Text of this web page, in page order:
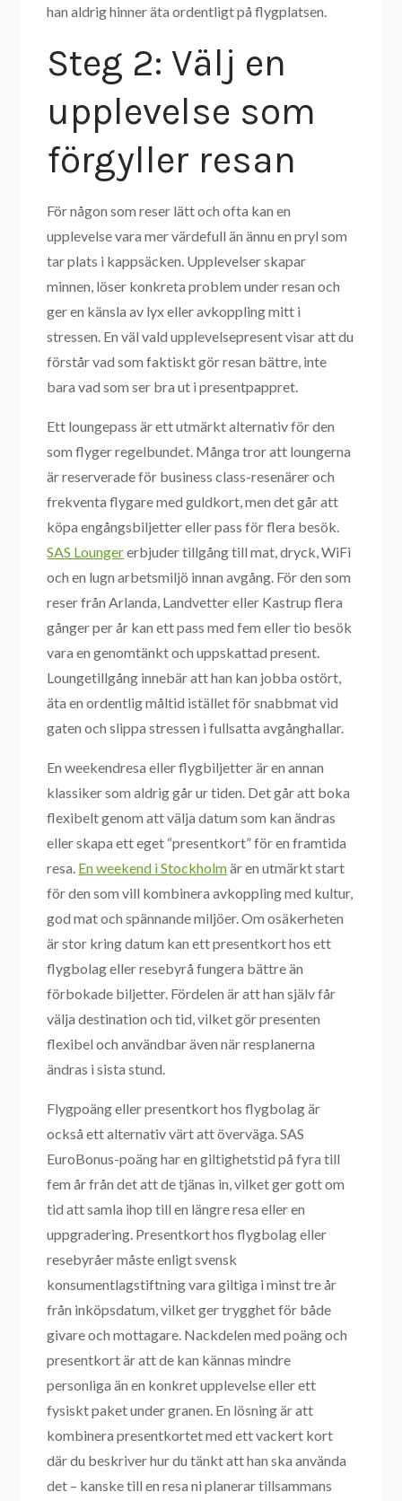
han aldrig hinner äta ordentligt på flygplatsen.
Steg 2: Välj en
upplevelse som
förgyller resan
För någon som reser lätt och ofta kan en
upplevelse vara mer värdefull än ännu en pryl som
tar plats i kappsäcken. Upplevelser skapar
minnen, löser konkreta problem under resan och
ger en känsla av lyx eller avkoppling mitt i
stressen. En väl vald upplevelsepresent visar att du
förstår vad som faktiskt gör resan bättre, inte
bara vad som ser bra ut i presentpappret.
Ett loungepass är ett utmärkt alternativ för den
som flyger regelbundet. Många tror att loungerna
är reserverade för business class-resenärer och
frekventa flygare med guldkort, men det går att
köpa engångsbiljetter eller pass för flera besök.
SAS Loungererbjuder tillgång till mat, dryck, WiFi
och en lugn arbetsmiljö innan avgång. För den som
reser från Arlanda, Landvetter eller Kastrup flera
gånger per år kan ett pass med fem eller tio besök
vara en genomtänkt och uppskattad present.
Loungetillgång innebär att han kan jobba ostört,
äta en ordentlig måltid istället för snabbmat vid
gaten och slippa stressen i fullsatta avgånghallar.
En weekendresa eller flygbiljetter är en annan
klassiker som aldrig går ur tiden. Det går att boka
flexibelt genom att välja datum som kan ändras
eller skapa ett eget “presentkort” för en framtida
resa. En weekend i Stockholmär en utmärkt start
för den som vill kombinera avkoppling med kultur,
god mat och spännande miljöer. Om osäkerheten
är stor kring datum kan ett presentkort hos ett
flygbolag eller resebyrå fungera bättre än
förbokade biljetter. Fördelen är att han själv får
välja destination och tid, vilket gör presenten
flexibel och användbar även när resplanerna
ändras i sista stund.
Flygpoäng eller presentkort hos flygbolag är
också ett alternativ värt att överväga. SAS
EuroBonus-poäng har en giltighetstid på fyra till
fem år från det att de tjänas in, vilket ger gott om
tid att samla ihop till en längre resa eller en
uppgradering. Presentkort hos flygbolag eller
resebyråer måste enligt svensk
konsumentlagstiftning vara giltiga i minst tre år
från inköpsdatum, vilket ger trygghet för både
givare och mottagare. Nackdelen med poäng och
presentkort är att de kan kännas mindre
personliga än en konkret upplevelse eller ett
fysiskt paket under granen. En lösning är att
kombinera presentkortet med ett vackert kort
där du beskriver hur du tänkt att han ska använda
det – kanske till en resa ni planerar tillsammans